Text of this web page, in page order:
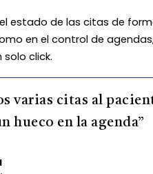
estado de las citas de
en el control de
click.
varias citas al
hueco en la agenda”